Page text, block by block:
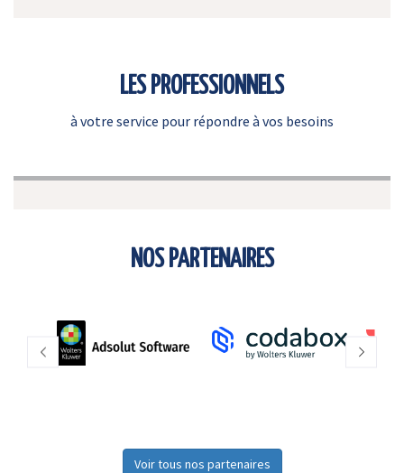
LES PROFESSIONNELS
à votre service pour répondre à vos besoins
NOS PARTENAIRES
Voir tous nos partenaires